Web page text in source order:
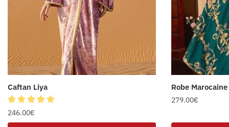
Caftan Liya
246.00€
Robe
279.00€